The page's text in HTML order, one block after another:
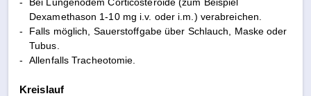
Dexamethason 1-10 mg i.v. oder i.m.) verabreichen.
-
Falls möglich, Sauerstoffgabe über Schlauch, Maske oder
Tubus.
-
Allenfalls Tracheotomie.
Kreislauf